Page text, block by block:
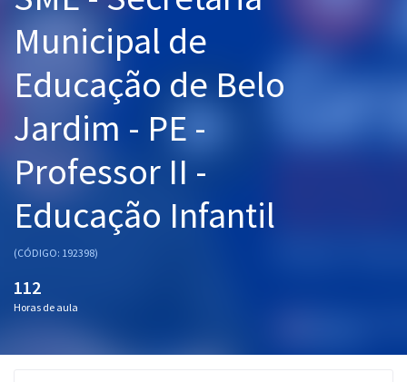
Graduação
Mentorias
Questões grátis
Conteúdo gratuito
Blog
Aprovados
Municipal de
Educação de Belo
Jardim - PE -
Professor II -
Educação Infantil
(CÓDIGO: 192398)
112
Horas de aula